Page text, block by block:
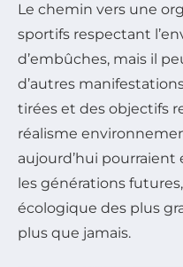
Le chemin vers une
sportifs respectant
d’embûches, mais il
d’autres
tirées et des objectifs
réalisme
aujourd’hui pourraient
les générations
écologique des plus
plus que jamais.